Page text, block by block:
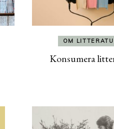
OM
Konsumera